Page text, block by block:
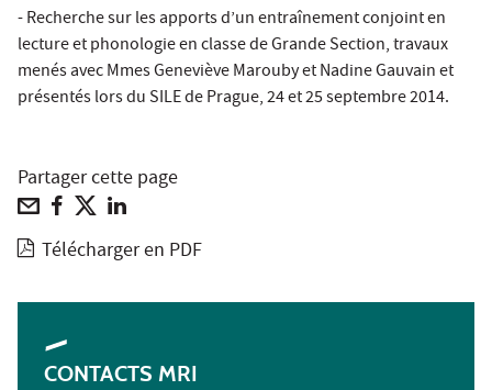
- Recherche sur les apports d’un entraînement conjoint en
lecture et phonologie en classe de Grande Section, travaux
menés avec Mmes Geneviève Marouby et Nadine Gauvain et
présentés lors du SILE de Prague, 24 et 25 septembre 2014.
Partager cette page
Télécharger en PDF
CONTACTS MRI